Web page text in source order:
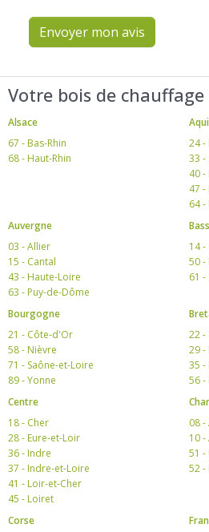
Envoyer mon avis
Votre bois de
Alsace
67 - Bas-Rhin
68 - Haut-Rhin
24
33 -
40 -
47
64
Auvergne
03 - Allier
15 - Cantal
43 - Haute-Loire
63 - Puy-de-Dôme
14
50 -
61 -
Bourgogne
21 - Côte-d'Or
58 - Nièvre
71 - Saône-et-Loire
89 - Yonne
22
29 -
35 -
56 -
Centre
18 - Cher
28 - Eure-et-Loir
36 - Indre
37 - Indre-et-Loire
41 - Loir-et-Cher
45 - Loiret
08
10 -
51 -
52 -
Corse